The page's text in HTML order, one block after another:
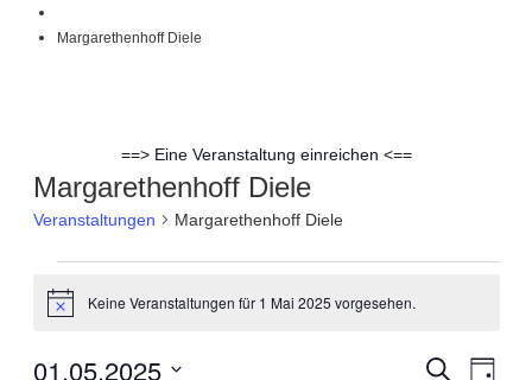
Margarethenhoff Diele
==> Eine Veranstaltung einreichen <==
Margarethenhoff Diele
Veranstaltungen Margarethenhoff Diele
Veranstaltungen
HinweisKeine Veranstaltungen für 1 Mai 2025 vorgesehen.
Suche
01.05.2025